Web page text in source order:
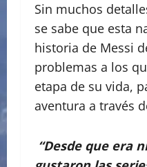
Sin muchos
se sabe que esta
historia de Messi
problemas a los
etapa de su vida,
aventura a través
“Desde que era